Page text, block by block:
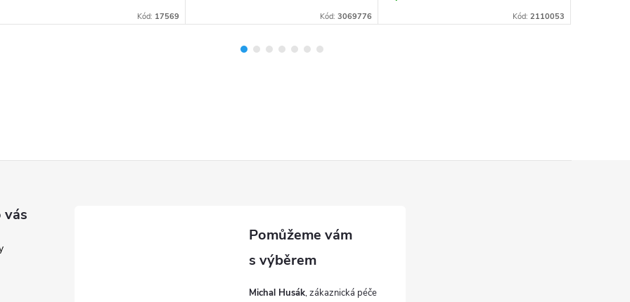
Kód: 17569 Kód: 3069776 Kód: 2110053
vás
Michal Husák